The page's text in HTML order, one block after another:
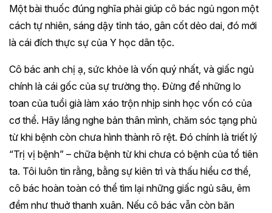
Một bài thuốc đúng nghĩa phải giúp cô bác ngủ ngon một
cách tự nhiên, sáng dậy tỉnh táo, gân cốt dẻo dai, đó mới
là cái đích thực sự của Y học dân tộc.
Cô bác anh chị ạ, sức khỏe là vốn quý nhất, và giấc ngủ
chính là cái gốc của sự trường thọ. Đừng để những lo
toan của tuổi già làm xáo trộn nhịp sinh học vốn có của
cơ thể. Hãy lắng nghe bản thân mình, chăm sóc tạng phủ
từ khi bệnh còn chưa hình thành rõ rệt. Đó chính là triết lý
“Trị vị bệnh” – chữa bệnh từ khi chưa có bệnh của tổ tiên
ta. Tôi luôn tin rằng, bằng sự kiên trì và thấu hiểu cơ thể,
cô bác hoàn toàn có thể tìm lại những giấc ngủ sâu, êm
đềm như thuở thanh xuân. Nếu cô bác vẫn còn băn